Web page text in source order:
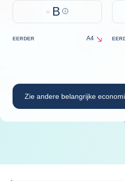
B Help
EERDER A4
decrease
Zie andere belangrijke